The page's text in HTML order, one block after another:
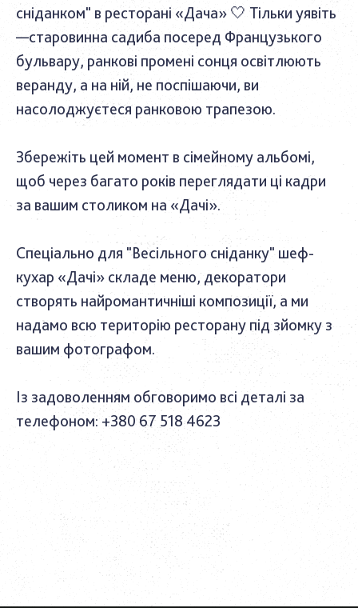
сніданком" в ресторані «Дача» 🤍 Тільки уявіть
—старовинна садиба посеред Французького
бульвару, ранкові промені сонця освітлюють
веранду, а на ній, не поспішаючи, ви
насолоджуєтеся ранковою трапезою.
Збережіть цей момент в сімейному альбомі,
щоб через багато років переглядати ці кадри
за вашим столиком на «Дачі».
Спеціально для "Весільного сніданку" шеф-
кухар «Дачі» складе меню, декоратори
створять найромантичніші композиції, а ми
надамо всю територію ресторану під зйомку з
вашим фотографом.
Із задоволенням обговоримо всі деталі за
телефоном: +380 67 518 4623